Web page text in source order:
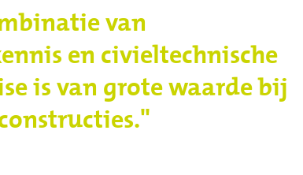
van
en civieltechnische
is van grote waarde bij